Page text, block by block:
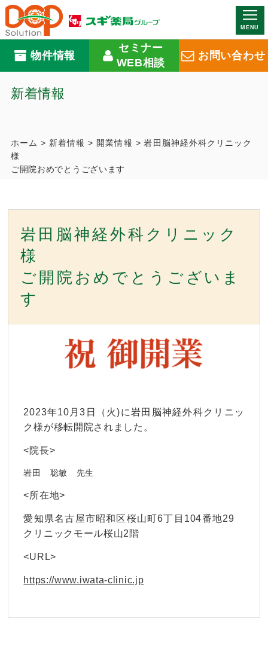
MENU
物件情報
セミナー
WEB相談
お問い合わせ
新着情報
ホーム > 新着情報 > 開業情報 >岩田脳神経外科クリニック
様
ご開院おめでとうございます
岩田脳神経外科クリニック
様
ご開院おめでとうございま
す
2023年10月3 日（火)に岩田脳神経外科クリニッ
ク様が移転開院されました。
<院長>
岩田 聡敏 先生
<所在地>
愛知県名古屋市昭和区桜山町6丁目104番地29
クリニックモール桜山2階
<URL>
https://www.iwata-clinic.jp